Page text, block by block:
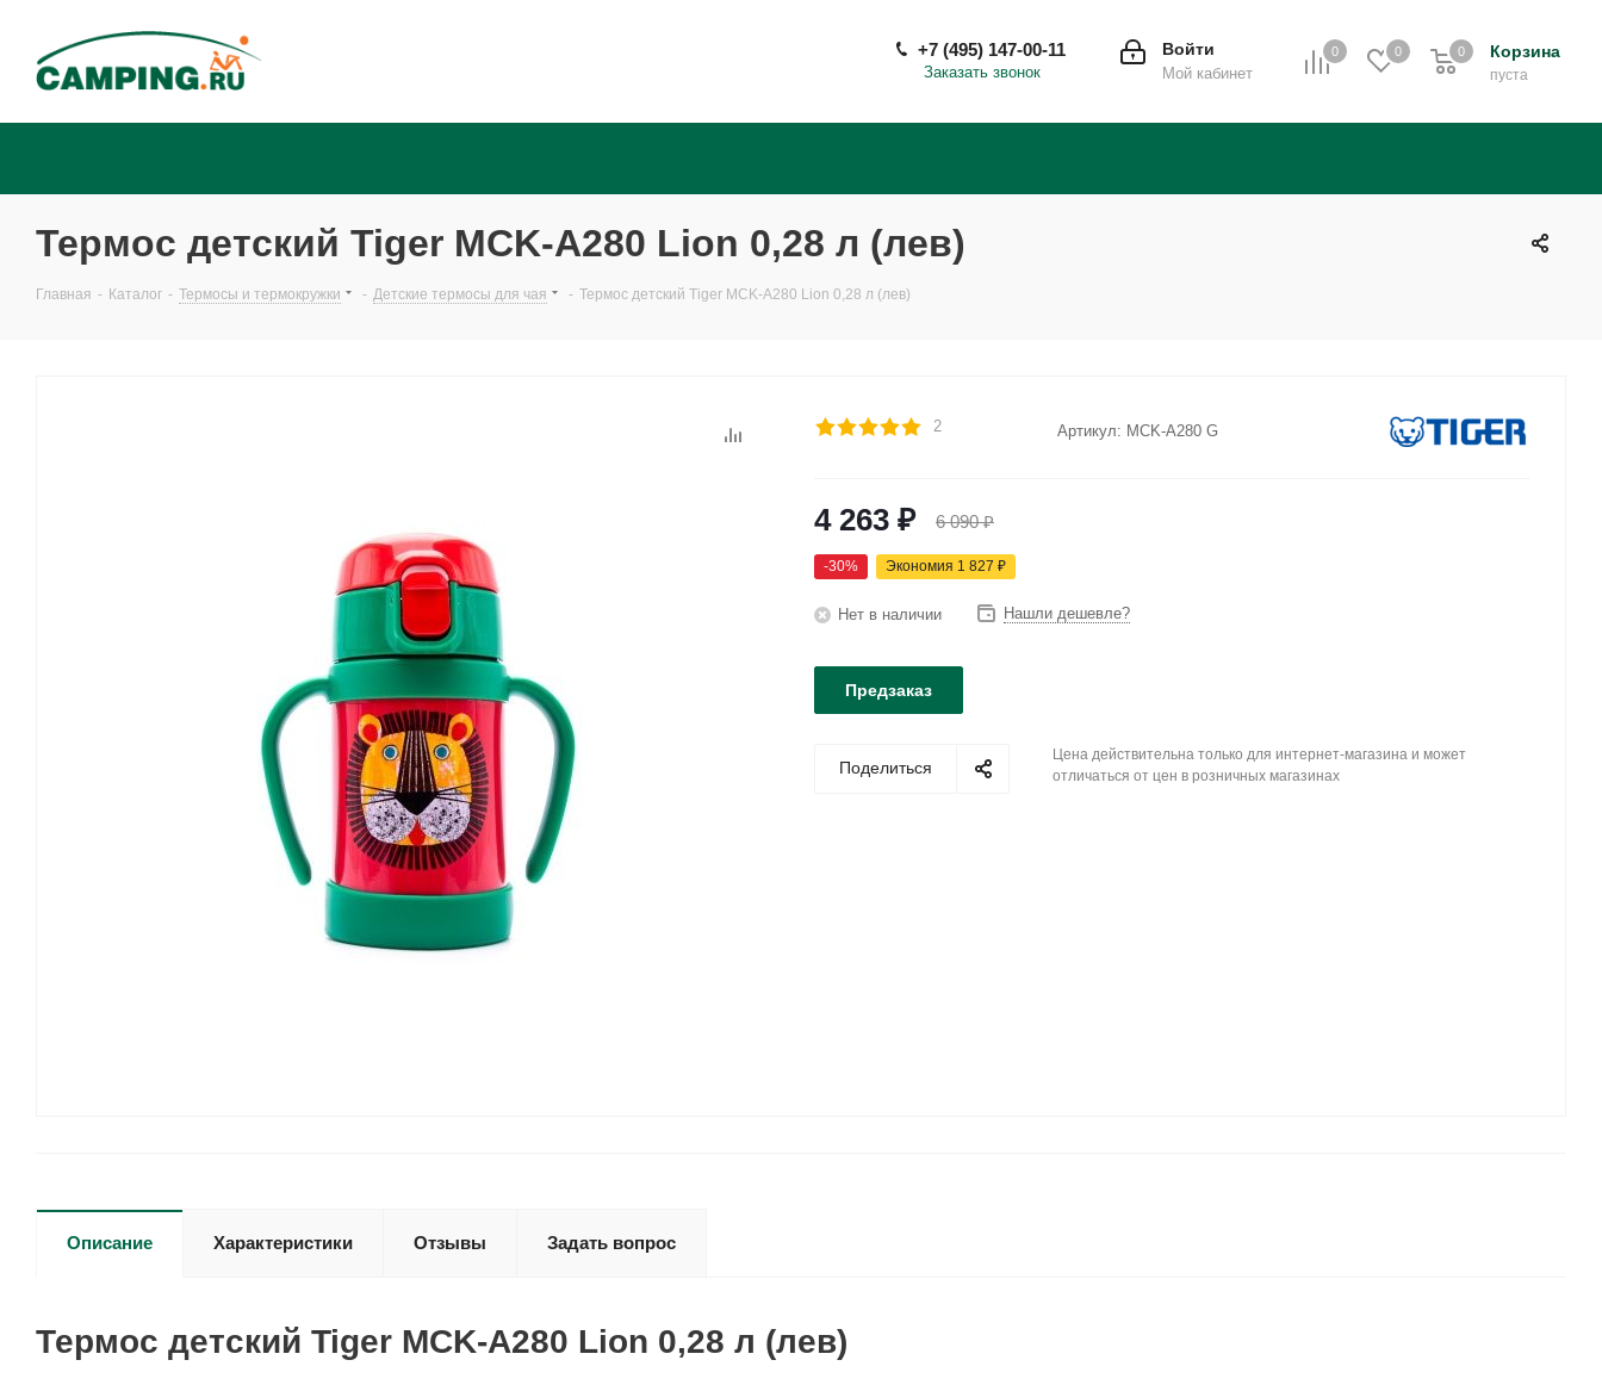
0 0 Корзина
0
пуста
0
Войти
Мой кабинет
+7 (495) 147-00-11
Заказать звонок
Термос детский Tiger MCK-A280 Lion 0,28 л (лев)
Главная - Каталог - Термосы и термокружки - Детские термосы для чая - Термос детский Tiger MCK-A280 Lion 0,28 л (лев)
2 Артикул: MCK-A280 G
4 263 ₽ 6 090₽
-30% Экономия 1 827 ₽
Нет в наличии Нашли дешевле?
Предзаказ
Поделиться
Цена действительна только для интернет-магазина и может
отличаться от цен в розничных магазинах
Описание Характеристики Отзывы Задать вопрос
Термос детский Tiger MCK-A280 Lion 0,28 л (лев)